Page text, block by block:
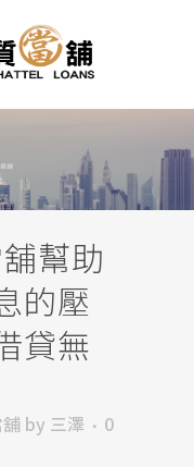
幫助
的壓
貸無
by 三澤
0